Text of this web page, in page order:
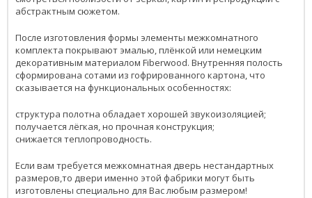
абстрактным сюжетом.
После изготовления формы элементы межкомнатного
комплекта покрывают эмалью, плёнкой или немецким
декоративным материалом Fiberwood. Внутренняя полость
сформирована сотами из гофрированного картона, что
сказывается на функциональных особенностях:
структура полотна обладает хорошей звукоизоляцией;
получается лёгкая, но прочная конструкция;
снижается теплопроводность.
Если вам требуется межкомнатная дверь нестандартных
размеров,то двери именно этой фабрики могут быть
изготовлены специально для Вас любым размером!